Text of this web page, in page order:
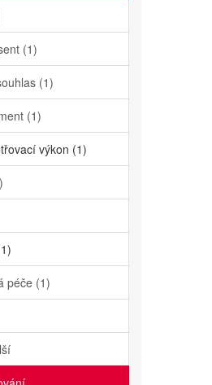
(1)
(1)
(1)
výkon (1)
péče (1)